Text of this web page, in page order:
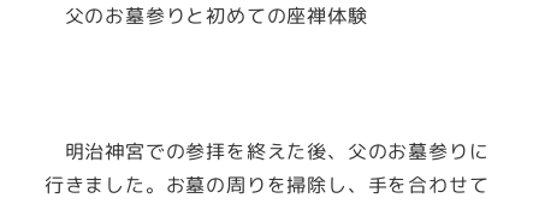
父のお墓参りと初めての座禅体験
明治神宮での参拝を終えた後、父のお墓参りに
行きました。お墓の周りを掃除し、手を合わせて